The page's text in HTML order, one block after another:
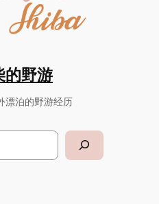
的野游
漂泊的野游经历